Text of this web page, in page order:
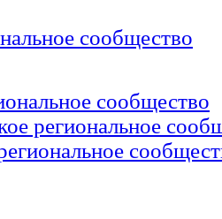
сообщество
сообщество
региональное